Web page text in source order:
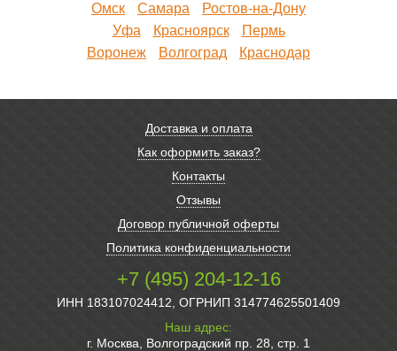
Омск
Самара
Ростов-на-Дону
Уфа
Красноярск
Пермь
Воронеж
Волгоград Краснодар
Доставка и оплата
Как оформить заказ?
Контакты
Отзывы
Договор публичной оферты
Политика конфиденциальности
+7 (495) 204-12-16
ИНН 183107024412, ОГРНИП 314774625501409
Наш адрес:
г. Москва, Волгоградский пр. 28, стр. 1